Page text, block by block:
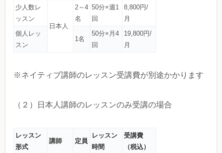
少人数レ
ッスン
日本人
2～4
名
50分×週1
回
8,800円/
月
個人レッ
スン
1名
50分×月4
回
19,800円/
月
※ネイティブ講師のレッスン受講費が別途かかります
（２）日本人講師のレッスンのみ受講の場合
レッスン
形式
講師 定員
レッスン
時間
受講費
（税込）